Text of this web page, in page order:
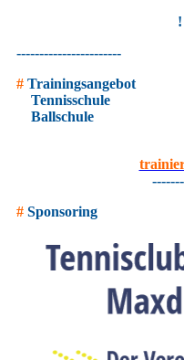
-----------------------
# Trainingsangebot
Tennisschule
Ballschule
# Sponsoring